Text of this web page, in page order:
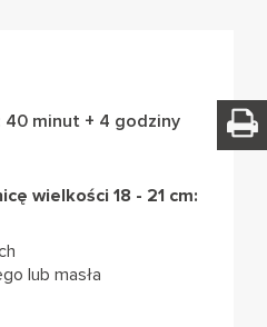
40 minut + 4 godziny
wielkości 18 - 21 cm:
lub masła